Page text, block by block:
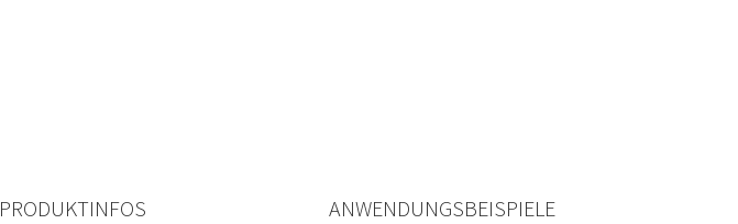
PRODUKTINFOS ANWENDUNGSBEISPIELE